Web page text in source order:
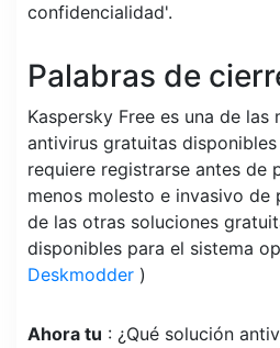
confidencialidad'.
Palabras de
Kaspersky Free es una de las
antivirus gratuitas
requiere registrarse antes de
menos molesto e invasivo de
de las otras soluciones
disponibles para el sistema
Deskmodder )
Ahora tu : ¿Qué solución